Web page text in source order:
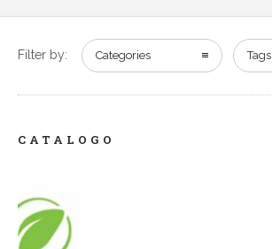
Filter by: Categories Tags
CATALOGO